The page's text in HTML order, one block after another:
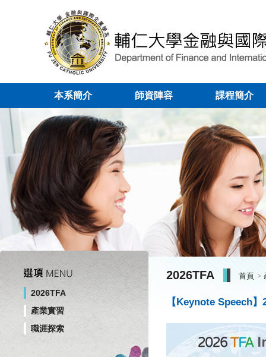
本系簡介 師資陣容 課程簡介
2026TFA
產業實習
職涯探索
2026TFA 首頁
【Keynote Speech